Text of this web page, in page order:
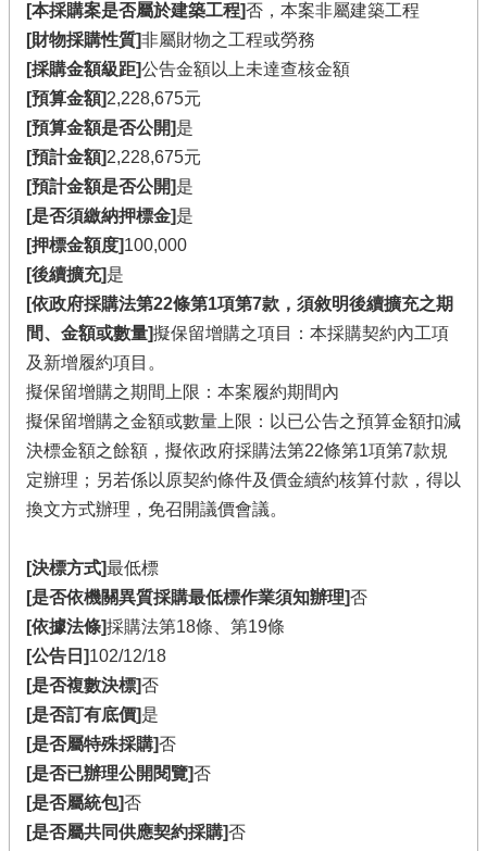
[本採購案是否屬於建築工程]否，本案非屬建築工程
[財物採購性質]非屬財物之工程或勞務
[採購金額級距]公告金額以上未達查核金額
[預算金額]2,228,675元
[預算金額是否公開]是
[預計金額]2,228,675元
[預計金額是否公開]是
[是否須繳納押標金]是
[押標金額度]100,000
[後續擴充]是
[依政府採購法第22條第1項第7款，須敘明後續擴充之期
間、金額或數量]擬保留增購之項目：本採購契約內工項
及新增履約項目。
擬保留增購之期間上限：本案履約期間內
擬保留增購之金額或數量上限：以已公告之預算金額扣減
決標金額之餘額，擬依政府採購法第22條第1項第7款規
定辦理；另若係以原契約條件及價金續約核算付款，得以
換文方式辦理，免召開議價會議。
[決標方式]最低標
[是否依機關異質採購最低標作業須知辦理]否
[依據法條]採購法第18條、第19條
[公告日]102/12/18
[是否複數決標]否
[是否訂有底價]是
[是否屬特殊採購]否
[是否已辦理公開閱覽]否
[是否屬統包]否
[是否屬共同供應契約採購]否